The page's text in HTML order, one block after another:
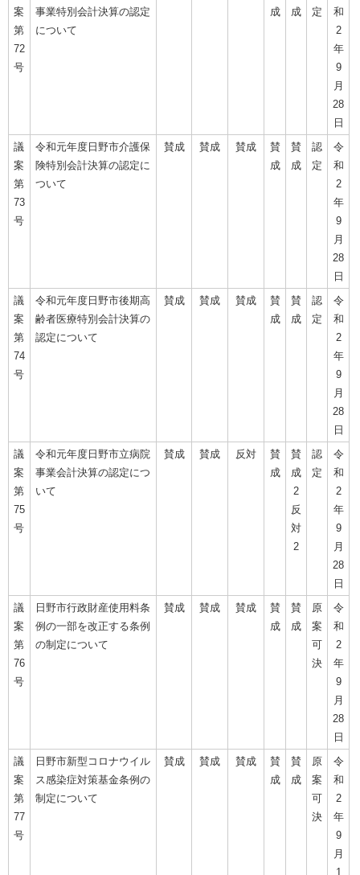
案
第
72
号
事業特別会計決算の認定
について
成
成
定
和
2
年
9
月
28
日
議
案
第
73
号
令和元年度日野市介護保
険特別会計決算の認定に
ついて
賛成 賛成 賛成
賛
成
賛
成
認
定
令
和
2
年
9
月
28
日
議
案
第
74
号
令和元年度日野市後期高
齢者医療特別会計決算の
認定について
賛成 賛成 賛成
賛
成
賛
成
認
定
令
和
2
年
9
月
28
日
議
案
第
75
号
令和元年度日野市立病院
事業会計決算の認定につ
いて
賛成 賛成 反対
賛
成
賛
成
2
反
対
2
認
定
令
和
2
年
9
月
28
日
議
案
第
76
号
日野市行政財産使用料条
例の一部を改正する条例
の制定について
賛成 賛成 賛成
賛
成
賛
成
原
案
可
決
令
和
2
年
9
月
28
日
議
案
第
77
号
日野市新型コロナウイル
ス感染症対策基金条例の
制定について
賛成 賛成 賛成
賛
成
賛
成
原
案
可
決
令
和
2
年
9
月
1